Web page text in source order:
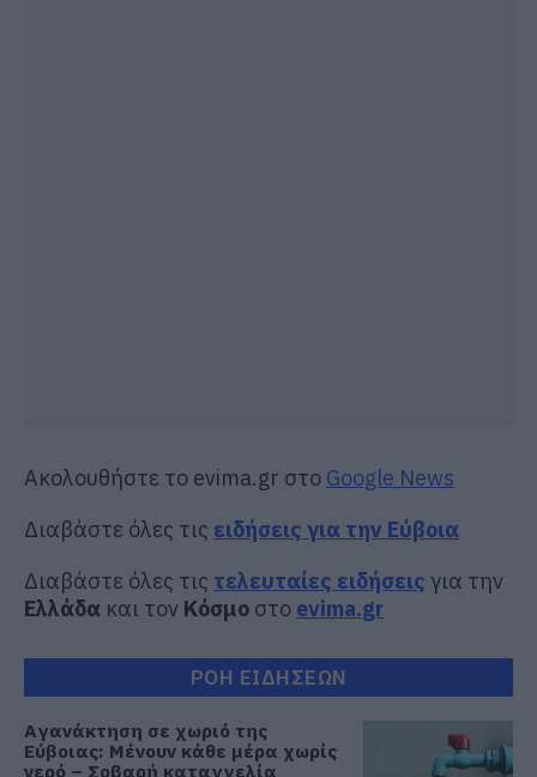
Ακολουθήστε το evima.gr στο Google News
Διαβάστε όλες τις ειδήσεις για την Εύβοια
Διαβάστε όλες τις τελευταίες ειδήσεις για την
Ελλάδα και τον Κόσμο στο evima.gr
ΡΟΗ ΕΙΔΗΣΕΩΝ
Αγανάκτηση σε χωριό της
Εύβοιας: Μένουν κάθε μέρα χωρίς
νερό – Σοβαρή καταγγελία